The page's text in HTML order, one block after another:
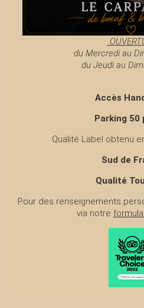
du Mercredi au
du Jeudi au
Accès
Parking 50
Qualité Label obtenu
Sud de
Qualité
Pour des renseignements
via notre